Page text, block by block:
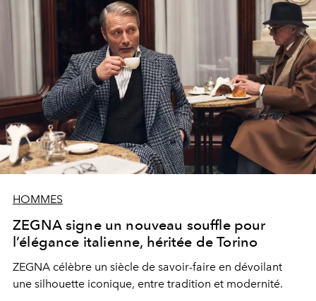
HOMMES
ZEGNA signe un nouveau souffle pour
l’élégance italienne, héritée de Torino
ZEGNA célèbre un siècle de savoir-faire en dévoilant
une silhouette iconique, entre tradition et modernité.